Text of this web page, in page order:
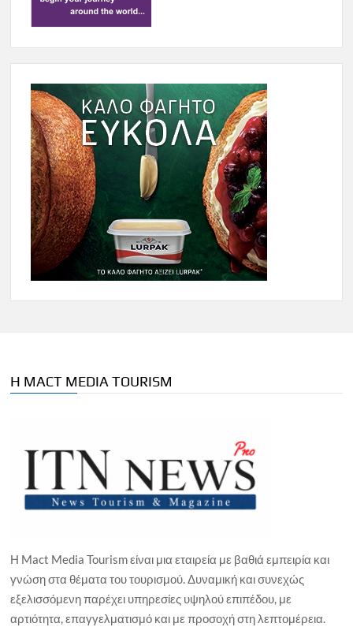
Η MACT MEDIA TOURISM
Η Mact Media Tourism είναι μια εταιρεία με βαθιά εμπειρία και
γνώση στα θέματα του τουρισμού. Δυναμική και συνεχώς
εξελισσόμενη παρέχει υπηρεσίες υψηλού επιπέδου, με
αρτιότητα, επαγγελματισμό και με προσοχή στη λεπτομέρεια.